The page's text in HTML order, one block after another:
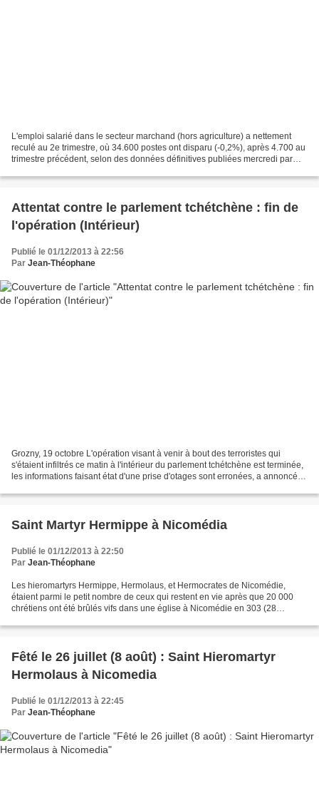
L'emploi salarié dans le secteur marchand (hors agriculture) a nettement
reculé au 2e trimestre, où 34.600 postes ont disparu (-0,2%), après 4.700 au
trimestre précédent, selon des données définitives publiées mercredi par
Attentat contre le parlement tchétchène : fin de
l'opération (Intérieur)
Publié le 01/12/2013 à 22:56
Par Jean-Théophane
Grozny, 19 octobre L'opération visant à venir à bout des terroristes qui
s'étaient infiltrés ce matin à l'intérieur du parlement tchétchène est terminée,
les informations faisant état d'une prise d'otages sont erronées, a annoncé
Saint Martyr Hermippe à Nicomédia
Publié le 01/12/2013 à 22:50
Par Jean-Théophane
Les hieromartyrs Hermippe, Hermolaus, et Hermocrates de Nicomédie,
étaient parmi le petit nombre de ceux qui restent en vie après que 20 000
chrétiens ont été brûlés vifs dans une église à Nicomédie en 303 (28
Fêté le 26 juillet (8 août) : Saint Hieromartyr
Hermolaus à Nicomedia
Publié le 01/12/2013 à 22:45
Par Jean-Théophane